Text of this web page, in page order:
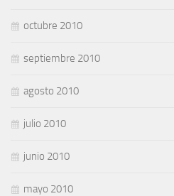
octubre 2010
septiembre 2010
agosto 2010
julio 2010
junio 2010
mayo 2010